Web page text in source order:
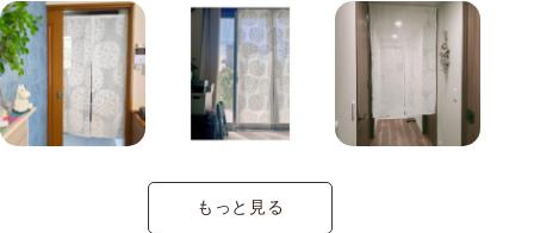
もっと見る